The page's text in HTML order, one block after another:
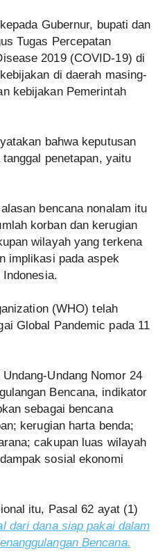
Gubernur, bupati dan
Tugas Percepatan
2019 (COVID-19) di
di daerah masing-
kebijakan Pemerintah
bahwa keputusan
penetapan, yaitu
bencana nonalam itu
korban dan kerugian
wilayah yang terkena
implikasi pada aspek
(WHO) telah
Global Pandemic pada 11
Undang Nomor 24
Bencana, indikator
sebagai bencana
kerugian harta benda;
cakupan luas wilayah
sosial ekonomi
itu, Pasal 62 ayat (1)
dari dana siap pakai dalam
Bencana.